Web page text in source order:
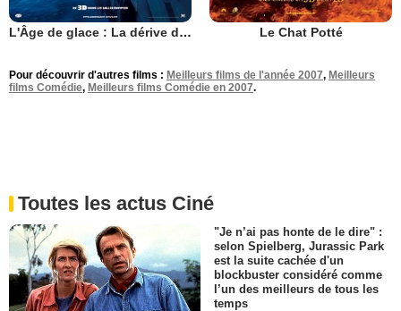
L'Âge de glace : La dérive des continents Le Chat Potté
Pour découvrir d'autres films : Meilleurs films de l'année 2007, Meilleurs
films Comédie, Meilleurs films Comédie en 2007.
Toutes les actus Ciné
"Je n’ai pas honte de le dire" :
selon Spielberg, Jurassic Park
est la suite cachée d'un
blockbuster considéré comme
l’un des meilleurs de tous les
temps